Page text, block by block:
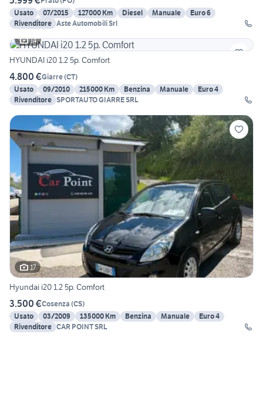
Usato
07/2015 127000 Km Diesel Manuale
Euro 6
Rivenditore Aste Automobili Srl
14
HYUNDAI i20 1.2 5p. Comfort
4.800 €Giarre(CT)
Usato
09/2010 215000 Km Benzina Manuale
Euro 4
Rivenditore SPORTAUTO GIARRE SRL
17
Hyundai i20 1.2 5p. Comfort
3.500 €Cosenza (CS)
Usato
03/2009 135000 Km Benzina Manuale
Euro 4
Rivenditore CAR POINT SRL